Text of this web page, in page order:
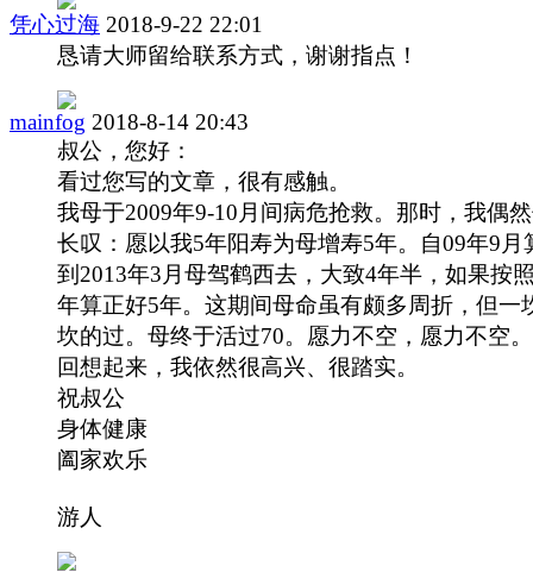
凭心过海 2018-9-22 22:01
恳请大师留给联系方式，谢谢指点！
mainfog 2018-8-14 20:43
叔公，您好：
看过您写的文章，很有感触。
我母于2009年9-10月间病危抢救。那时，我偶
长叹：愿以我5年阳寿为母增寿5年。自09年9月
到2013年3月母驾鹤西去，大致4年半，如果按
年算正好5年。这期间母命虽有颇多周折，但一
坎的过。母终于活过70。愿力不空，愿力不空
回想起来，我依然很高兴、很踏实。
祝叔公
身体健康
阖家欢乐
游人